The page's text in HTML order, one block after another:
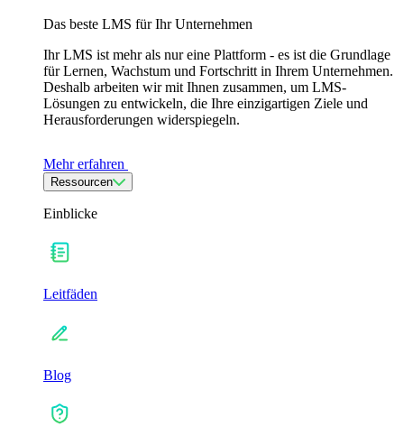
Das beste LMS für Ihr Unternehmen
Ihr LMS ist mehr als nur eine Plattform - es ist die Grundlage
für Lernen, Wachstum und Fortschritt in Ihrem Unternehmen.
Deshalb arbeiten wir mit Ihnen zusammen, um LMS-
Lösungen zu entwickeln, die Ihre einzigartigen Ziele und
Herausforderungen widerspiegeln.
Mehr erfahren
Ressourcen
Einblicke
Leitfäden
Blog